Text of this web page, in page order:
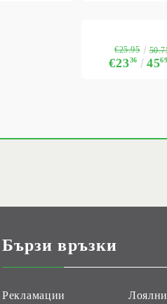
€2336 4569
€25.95
Бързи връзки
Рекламации